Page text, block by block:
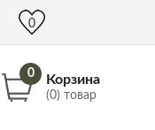
0 Корзина
(0) товар
0